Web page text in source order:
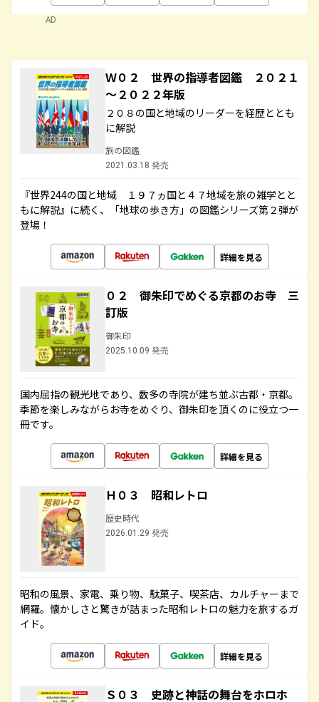
AD
Ｗ０２ 世界の指導者図鑑 ２０２１
～２０２２年版
２０８の国と地域のリーダーを経歴ととも
に解説
旅の図鑑
2021.03.18 発売
『世界244の国と地域 １９７ヵ国と４７地域を旅の雑学とと
もに解説』に続く、「地球の歩き方」の図鑑シリーズ第２弾が
登場！
詳細を見る
０２ 御朱印でめぐる京都のお寺 三
訂版
御朱印
2025.10.09 発売
国内屈指の観光地であり、数多の寺院が建ち並ぶ古都・京都。
季節を楽しみながらお寺をめぐり、御朱印を頂くのに役立つ一
冊です。
詳細を見る
Ｈ０３ 昭和レトロ
歴史時代
2026.01.29 発売
昭和の風景、家電、乗り物、駄菓子、喫茶店、カルチャーまで
網羅。懐かしさと驚きが詰まった昭和レトロの魅力を旅するガ
イド。
詳細を見る
Ｓ０３ 史跡と神話の舞台をホロホ